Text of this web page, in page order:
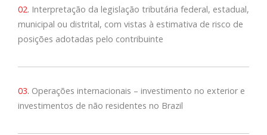
02. Interpretação da legislação tributária federal, estadual,
municipal ou distrital, com vistas à estimativa de risco de
posições adotadas pelo contribuinte
03. Operações internacionais – investimento no exterior e
investimentos de não residentes no Brazil